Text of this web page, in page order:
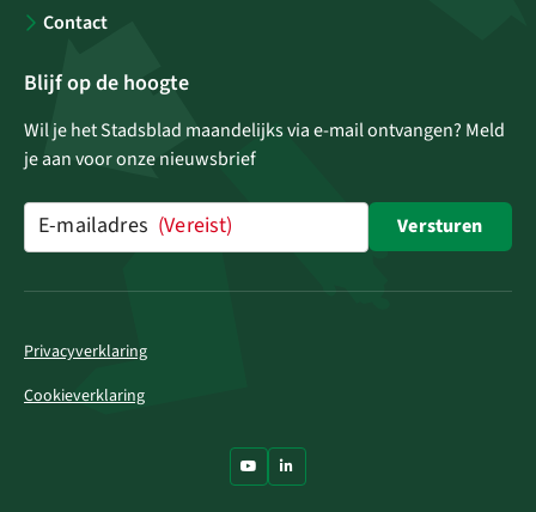
Contact
Blijf op de hoogte
Wil je het Stadsblad maandelijks via e-mail ontvangen? Meld
je aan voor onze nieuwsbrief
E-mailadres (Vereist) Versturen
Privacyverklaring
Cookieverklaring
Ga naar Youtube
Ga naar LinkedIn